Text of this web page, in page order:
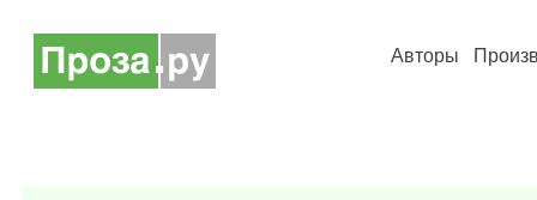
Авторы